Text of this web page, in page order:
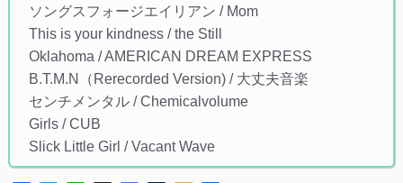
ソングスフォージエイリアン / Mom
This is your kindness / the Still
Oklahoma / AMERICAN DREAM EXPRESS
B.T.M.N（Rerecorded Version) / 大丈夫音楽
センチメンタル / Chemicalvolume
Girls / CUB
Slick Little Girl / Vacant Wave